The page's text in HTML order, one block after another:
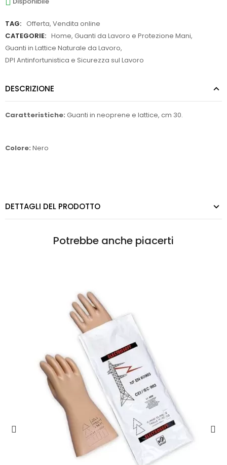
TAG: Offerta, Vendita online
CATEGORIE: Home, Guanti da Lavoro e Protezione Mani,
Guanti in Lattice Naturale da Lavoro,
DPI Antinfortunistica e Sicurezza sul Lavoro
DESCRIZIONE
Caratteristiche: Guanti in neoprene e lattice, cm 30.
Colore: Nero
DETTAGLI DEL PRODOTTO
Potrebbe anche piacerti